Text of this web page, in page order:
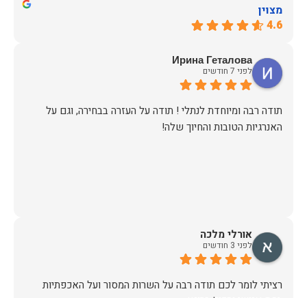
מצוין
4.6
Ирина Геталова
לפני 7 חודשים
​תודה רבה ומיוחדת לנתלי ! תודה על העזרה בבחירה, וגם על
האנרגיות הטובות והחיוך שלה!
אורלי מלכה
לפני 3 חודשים
רציתי לומר לכם תודה רבה על השרות המסור ועל האכפתיות